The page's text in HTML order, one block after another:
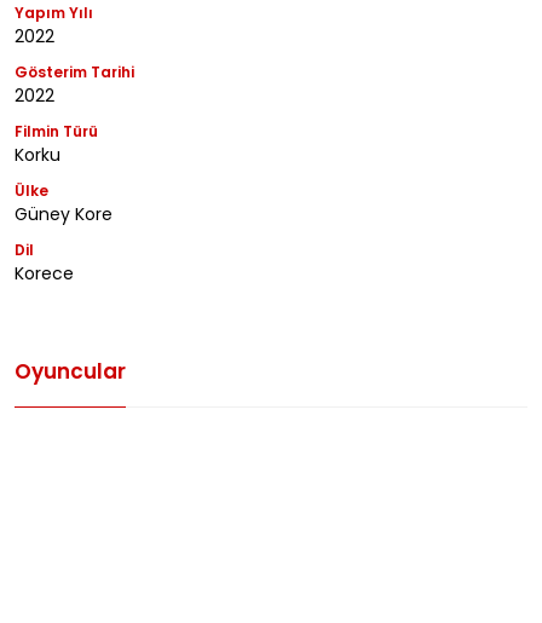
Yapım Yılı
2022
Gösterim Tarihi
2022
Filmin Türü
Korku
Ülke
Güney Kore
Dil
Korece
Oyuncular